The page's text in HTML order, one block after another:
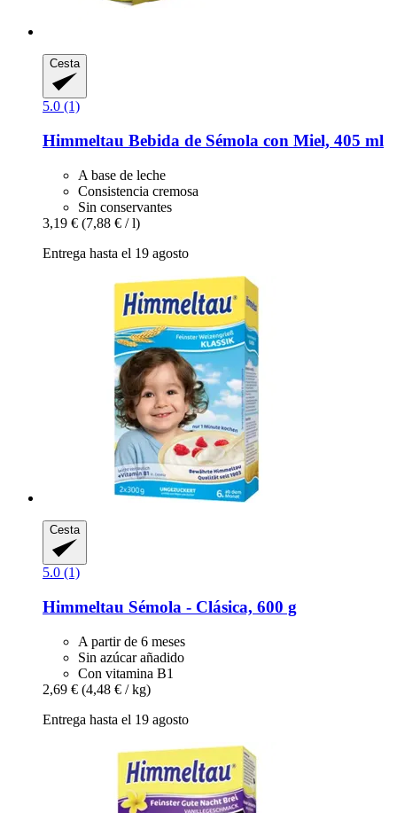
Cesta
5.0 (1)
Himmeltau Bebida de Sémola con Miel, 405 ml
A base de leche
Consistencia cremosa
Sin conservantes
3,19 € (7,88 € / l)
Entrega hasta el 19 agosto
Cesta
5.0 (1)
Himmeltau Sémola -​ Clásica, 600 g
A partir de 6 meses
Sin azúcar añadido
Con vitamina B1
2,69 € (4,48 € / kg)
Entrega hasta el 19 agosto